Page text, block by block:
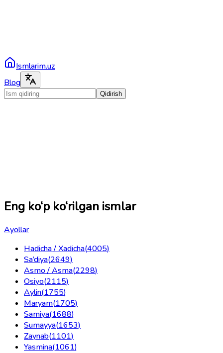
Ismlarim.uz
Blog
Qidirish
Eng ko‘p ko‘rilgan ismlar
Ayollar
Hadicha / Xadicha(4005)
Sa’diya(2649)
Asmo / Asma(2298)
Osiyo(2115)
Aylin(1755)
Maryam(1705)
Samiya(1688)
Sumayya(1653)
Zaynab(1101)
Yasmina(1061)